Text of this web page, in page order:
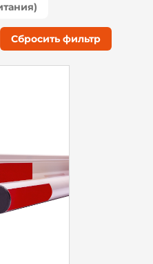
Сбросить фильтр